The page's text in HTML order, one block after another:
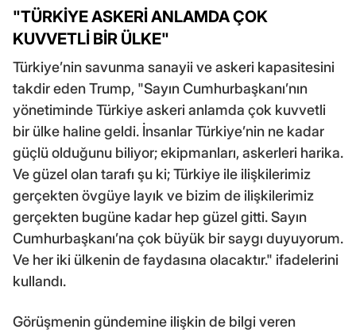
"TÜRKİYE ASKERİ ANLAMDA ÇOK
KUVVETLİ BİR ÜLKE"
Türkiye’nin savunma sanayii ve askeri kapasitesini
takdir eden Trump, "Sayın Cumhurbaşkanı’nın
yönetiminde Türkiye askeri anlamda çok kuvvetli
bir ülke haline geldi. İnsanlar Türkiye’nin ne kadar
güçlü olduğunu biliyor; ekipmanları, askerleri harika.
Ve güzel olan tarafı şu ki; Türkiye ile ilişkilerimiz
gerçekten övgüye layık ve bizim de ilişkilerimiz
gerçekten bugüne kadar hep güzel gitti. Sayın
Cumhurbaşkanı’na çok büyük bir saygı duyuyorum.
Ve her iki ülkenin de faydasına olacaktır." ifadelerini
kullandı.
Görüşmenin gündemine ilişkin de bilgi veren